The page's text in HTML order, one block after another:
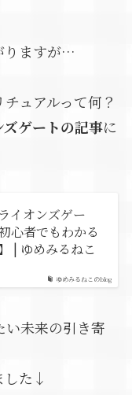
りますが…
ュアルって何？
ズゲートの記事に
ゆめみるねこのblog
イオンズゲー
心者でもわかる
| ゆめみるねこ
い未来の引き寄
した↓